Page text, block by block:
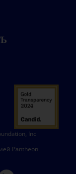
Inc
Pantheon